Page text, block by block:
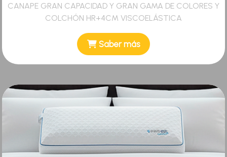
CANAPE GRAN CAPACIDAD Y GRAN GAMA DE COLORES Y
COLCHÓN HR+4CM VISCOELÁSTICA
Saber más